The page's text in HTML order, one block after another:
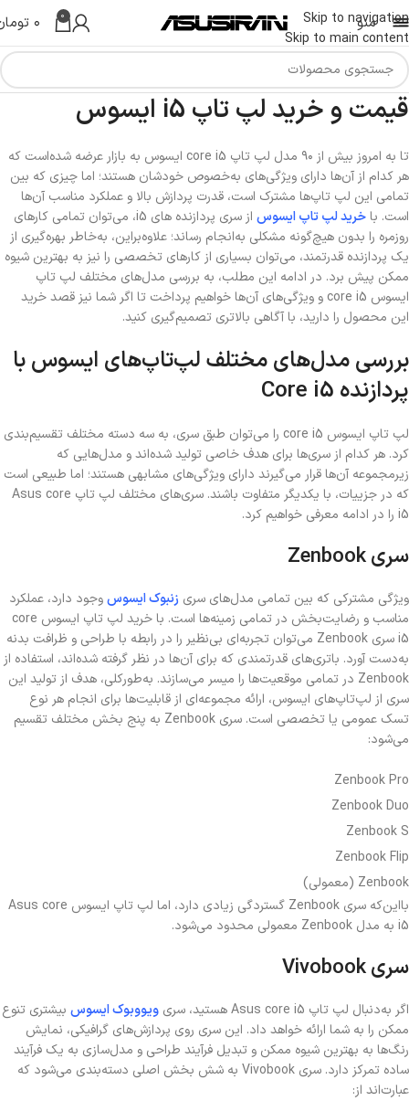
Skip to navigation
Skip to main content
منو 0 ۰
قیمت و خرید لپ تاپ i5 ایسوس
تا به امروز بیش از ۹۰ مدل لپ تاپ core i5 ایسوس به بازار عرضه شده‌است که
هر کدام از آن‌ها دارای ویژگی‌های به‌خصوص خودشان هستند؛ اما چیزی که بین
تمامی این لپ تاپ‌ها مشترک است، قدرت پردازش بالا و عملکرد مناسب آن‌ها
است. باخرید لپ تاپ ایسوس
از سری پردازنده های i5، می‌توان تمامی کارهای
روزمره را بدون هیچ‌گونه مشکلی به‌انجام رساند؛ علاوه‌براین، به‌خاطر بهره‌گیری از
یک پردازنده قدرتمند، می‌توان بسیاری از کارهای تخصصی را نیز به بهترین شیوه
ممکن پیش برد. در ادامه این مطلب، به بررسی مدل‌های مختلف لپ تاپ
ایسوس core i5 و ویژگی‌های آن‌ها خواهیم پرداخت تا اگر شما نیز قصد خرید
این محصول را دارید، با آگاهی بالاتری تصمیم‌گیری کنید.
بررسی مدل‌های مختلف لپ‌تاپ‌های ایسوس با
پردازنده Core i5
لپ تاپ ایسوس core i5 را می‌توان طبق سری‌، به سه دسته مختلف تقسیم‌بندی
کرد. هر کدام از سری‌ها برای هدف خاصی تولید شده‌اند و مدل‌هایی که
زیرمجموعه آن‌ها قرار می‌گیرند دارای ویژگی‌های مشابهی هستند؛ اما طبیعی است
که در جزییات، با یکدیگر متفاوت باشند. سری‌های مختلف لپ تاپ Asus core
i5 را در ادامه معرفی خواهیم کرد.
سری Zenbook
ویژگی مشترکی که بین تمامی مدل‌های سری زنبوک ایسوسوجود دارد، عملکرد
مناسب و رضایت‌بخش در تمامی زمینه‌ها است. با خرید لپ تاپ ایسوس core
i5 سری Zenbook می‌توان تجربه‌ای بی‌نظیر را در رابطه با طراحی و ظرافت بدنه
به‌دست آورد. باتری‌های قدرتمندی که برای آن‌ها در نظر گرفته شده‌اند، استفاده از
Zenbook در تمامی موقعیت‌ها را میسر می‌سازند. به‌طورکلی، هدف از تولید این
سری از لپ‌تاپ‌های ایسوس، ارائه مجموعه‌ای از قابلیت‌ها برای انجام هر نوع
تسک عمومی یا تخصصی است. سری Zenbook به پنج بخش مختلف تقسیم
می‌شود:
Zenbook Pro
Zenbook Duo
Zenbook S
Zenbook Flip
Zenbook (معمولی)
بااین‌که سری Zenbook گستردگی زیادی دارد، اما لپ تاپ ایسوس Asus core
i5 به مدل Zenbook معمولی محدود می‌شود.
سری Vivobook
اگر به‌دنبال لپ تاپ Asus core i5 هستید، سری ویووبوک ایسوس بیشتری تنوع
ممکن را به شما ارائه خواهد داد. این سری روی پردازش‌های گرافیکی، نمایش
رنگ‌ها به بهترین شیوه ممکن و تبدیل فرآیند طراحی و مدل‌سازی به یک فرآیند
ساده تمرکز دارد. سری Vivobook به شش بخش اصلی دسته‌بندی می‌شود که
عبارت‌اند از: